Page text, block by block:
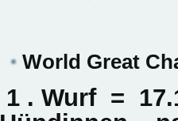
World Great
1 . Wurf =